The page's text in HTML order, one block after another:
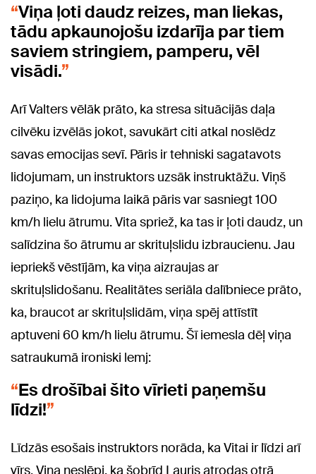
Viņa ļoti daudz reizes, man liekas,
tādu apkaunojošu izdarīja par tiem
saviem stringiem, pamperu, vēl
visādi.
Arī Valters vēlāk prāto, ka stresa situācijās daļa
cilvēku izvēlās jokot, savukārt citi atkal noslēdz
savas emocijas sevī. Pāris ir tehniski sagatavots
lidojumam, un instruktors uzsāk instruktāžu. Viņš
paziņo, ka lidojuma laikā pāris var sasniegt 100
km/h lielu ātrumu. Vita spriež, ka tas ir ļoti daudz, un
salīdzina šo ātrumu ar skrituļslidu izbraucienu. Jau
iepriekš vēstījām, ka viņa aizraujas ar
skrituļslidošanu. Realitātes seriāla dalībniece prāto,
ka, braucot ar skrituļslidām, viņa spēj attīstīt
aptuveni 60 km/h lielu ātrumu. Šī iemesla dēļ viņa
satraukumā ironiski lemj:
Es drošībai šito vīrieti paņemšu
līdzi!
Līdzās esošais instruktors norāda, ka Vitai ir līdzi arī
vīrs. Viņa neslēpj, ka šobrīd Lauris atrodas otrā